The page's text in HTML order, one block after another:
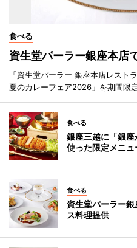
食べる
資生堂パーラー銀座本店
「資生堂パーラー 銀座本店レスト
夏のカレーフェア2026」を期間限
食べる
銀座三越に「銀
使った限定メニュ
食べる
資生堂パーラー
ス料理提供